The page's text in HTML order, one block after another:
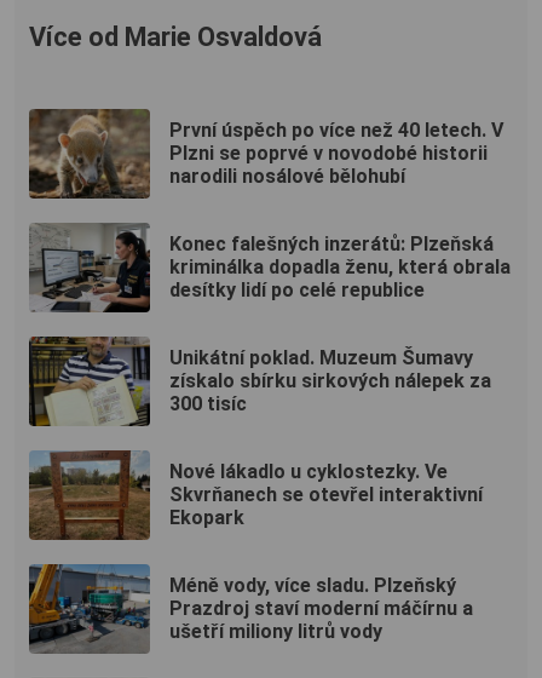
Více od Marie Osvaldová
První úspěch po více než 40 letech. V
Plzni se poprvé v novodobé historii
narodili nosálové bělohubí
Konec falešných inzerátů: Plzeňská
kriminálka dopadla ženu, která obrala
desítky lidí po celé republice
Unikátní poklad. Muzeum Šumavy
získalo sbírku sirkových nálepek za
300 tisíc
Nové lákadlo u cyklostezky. Ve
Skvrňanech se otevřel interaktivní
Ekopark
Méně vody, více sladu. Plzeňský
Prazdroj staví moderní máčírnu a
ušetří miliony litrů vody